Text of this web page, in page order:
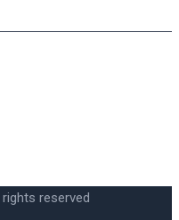
rights reserved